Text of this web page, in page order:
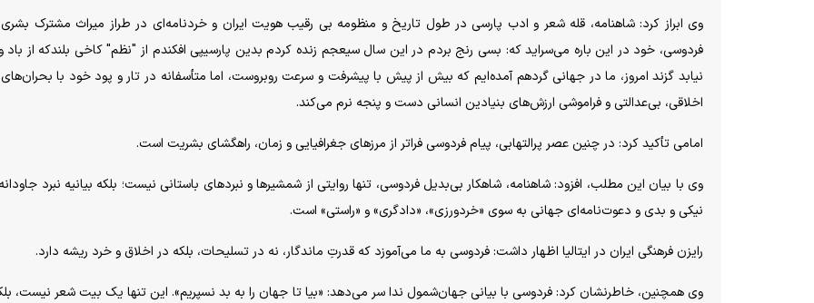
وی ابراز کرد: شاهنامه، قله شعر و ادب پارسی در طول تاریخ و منظومه بی رقیب هویت ایران و خردنامه‌ای در طراز میراث مشترک
فردوسی، خود در این باره می‌سراید که: بسی رنج بردم در این سال سیعجم زنده کردم بدین پارسیپی افکندم از "نظم" کاخی بلندکه از باد
نیابد گزند امروز، ما در جهانی گردهم آمده‌ایم که بیش از پیش با پیشرفت و سرعت روبروست، اما متأسفانه در تار و پود خود با
اخلاقی، بی‌عدالتی و فراموشی ارزش‌های بنیادین انسانی دست و پنجه نرم می‌کند.
امامی تأکید کرد: در چنین عصر پرالتهابی، پیام فردوسی فراتر از مرز‌های جغرافیایی و زمان، راهگشای بشریت است.
وی با بیان این مطلب، افزود: شاهنامه، شاهکار بی‌بدیل فردوسی، تنها روایتی از شمشیر‌ها و نبرد‌های باستانی نیست؛ بلکه بیانیه نبرد
نیکی و بدی و دعوت‌نامه‌ای جهانی به سوی «خردورزی»، «دادگری» و «راستی» است.
رایزن فرهنگی ایران در ایتالیا اظهار داشت: فردوسی به ما می‌آموزد که قدرتِ ماندگار، نه در تسلیحات، بلکه در اخلاق و خرد ریشه دارد.
وی همچنین، خاطرنشان کرد: فردوسی با بیانی جهان‌شمول ندا سر می‌دهد: «بیا تا جهان را به بد نسپریم». این تنها یک بیت شعر نیست،